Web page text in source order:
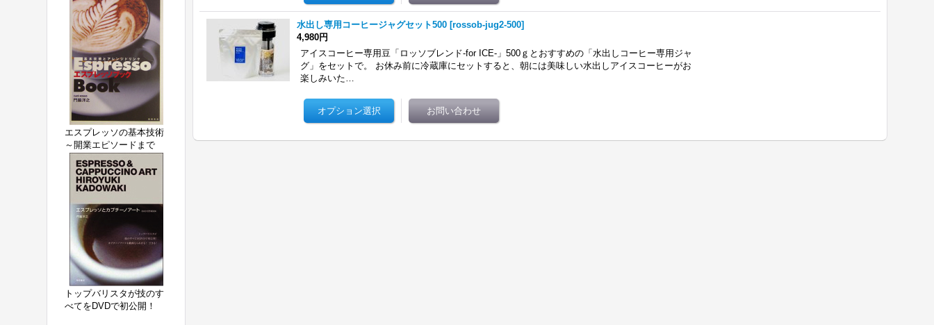
エスプレッソの基本技術
～開業エピソードまで
トップバリスタが技のす
べてをDVDで初公開！
水出し専用コーヒージャグセット500 [rossob-jug2-500]
4,980円
アイスコーヒー専用豆「ロッソブレンド-for ICE-」500ｇとおすすめの「水出しコーヒー専用ジャ
グ」をセットで。 お休み前に冷蔵庫にセットすると、朝には美味しい水出しアイスコーヒーがお
楽しみいた…